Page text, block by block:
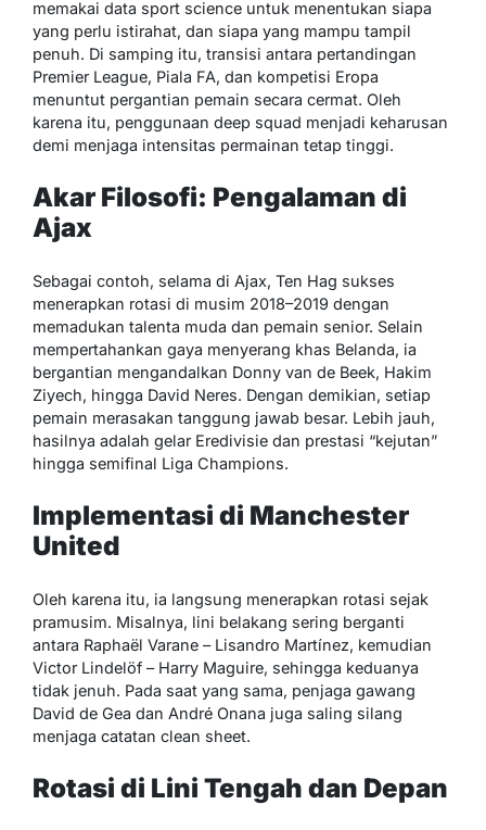
memakai data sport science untuk menentukan siapa
yang perlu istirahat, dan siapa yang mampu tampil
penuh. Di samping itu, transisi antara pertandingan
Premier League, Piala FA, dan kompetisi Eropa
menuntut pergantian pemain secara cermat. Oleh
karena itu, penggunaan deep squad menjadi keharusan
demi menjaga intensitas permainan tetap tinggi.
Akar Filosofi: Pengalaman di
Ajax
Sebagai contoh, selama di Ajax, Ten Hag sukses
menerapkan rotasi di musim 2018–2019 dengan
memadukan talenta muda dan pemain senior. Selain
mempertahankan gaya menyerang khas Belanda, ia
bergantian mengandalkan Donny van de Beek, Hakim
Ziyech, hingga David Neres. Dengan demikian, setiap
pemain merasakan tanggung jawab besar. Lebih jauh,
hasilnya adalah gelar Eredivisie dan prestasi “kejutan”
hingga semifinal Liga Champions.
Implementasi di Manchester
United
Oleh karena itu, ia langsung menerapkan rotasi sejak
pramusim. Misalnya, lini belakang sering berganti
antara Raphaël Varane – Lisandro Martínez, kemudian
Victor Lindelöf – Harry Maguire, sehingga keduanya
tidak jenuh. Pada saat yang sama, penjaga gawang
David de Gea dan André Onana juga saling silang
menjaga catatan clean sheet.
Rotasi di Lini Tengah dan Depan